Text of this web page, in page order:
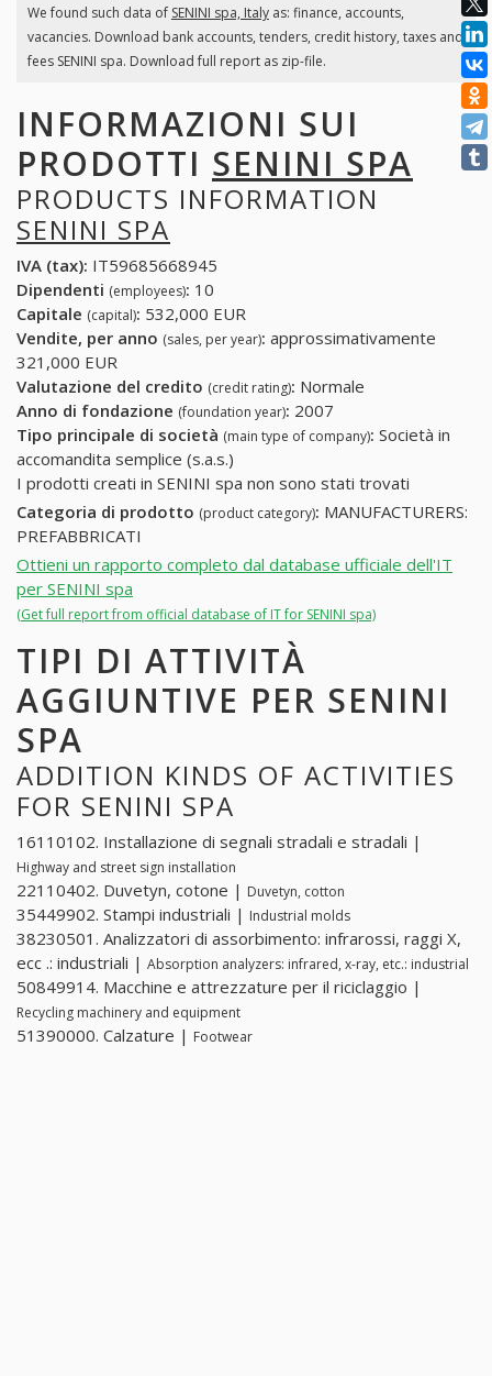
We found such data of SENINI spa, Italyas: finance, accounts,
vacancies. Download bank accounts, tenders, credit history, taxes and
fees SENINI spa. Download full report as zip-file.
INFORMAZIONI SUI
PRODOTTI SENINI SPA
PRODUCTS INFORMATION
SENINI SPA
IVA (tax): IT59685668945
Dipendenti (employees): 10
Capitale (capital): 532,000 EUR
Vendite, per anno (sales, per year): approssimativamente
321,000 EUR
Valutazione del credito (credit rating): Normale
Anno di fondazione (foundation year): 2007
Tipo principale di società (main type of company): Società in
accomandita semplice (s.a.s.)
I prodotti creati in SENINI spa non sono stati trovati
Categoria di prodotto (product category): MANUFACTURERS:
PREFABBRICATI
Ottieni un rapporto completo dal database ufficiale dell'IT
per SENINI spa
(Get full report from official database of IT for SENINI spa)
TIPI DI ATTIVITÀ
AGGIUNTIVE PER SENINI
SPA
ADDITION KINDS OF ACTIVITIES
FOR SENINI SPA
16110102. Installazione di segnali stradali e stradali |
Highway and street sign installation
22110402. Duvetyn, cotone | Duvetyn, cotton
35449902. Stampi industriali | Industrial molds
38230501. Analizzatori di assorbimento: infrarossi, raggi X,
ecc .: industriali | Absorption analyzers: infrared, x-ray, etc.: industrial
50849914. Macchine e attrezzature per il riciclaggio |
Recycling machinery and equipment
51390000. Calzature | Footwear